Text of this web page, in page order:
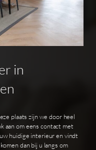
in
plaats zijn we door heel
aan om eens contact met
huidige interieur en vindt
dan bij u langs om